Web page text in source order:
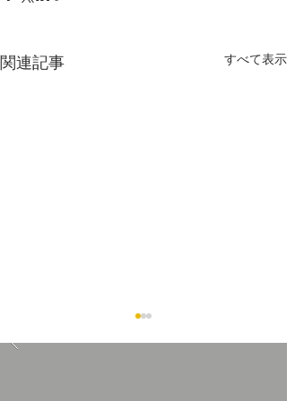
関連記事 すべて表示